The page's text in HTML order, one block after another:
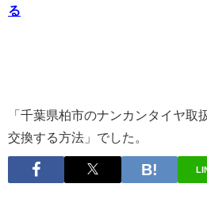
る
「 千葉県柏市のナンカンタイヤ取
交換する方法」でした。